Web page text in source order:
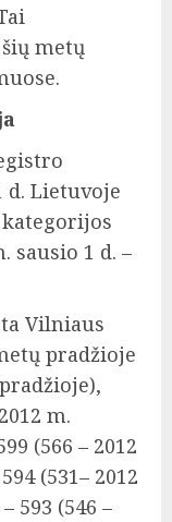
metų
d. Lietuvoje
sausio 1 d. –
Vilniaus
pradžioje
m.
(566 – 2012
(531– 2012
593 (546 –